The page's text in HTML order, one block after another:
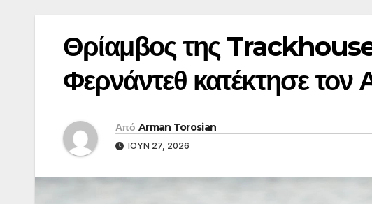
Θρίαμβος της
Φερνάντεθ κατέκτησε τον
Από Arman Torosian
ΙΟΎΝ 27, 2026